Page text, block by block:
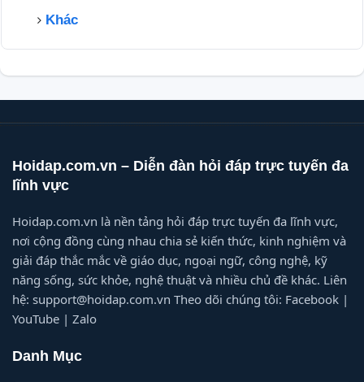
Khác
Hoidap.com.vn – Diễn đàn hỏi đáp trực tuyến đa
lĩnh vực
Hoidap.com.vn là nền tảng hỏi đáp trực tuyến đa lĩnh vực,
nơi cộng đồng cùng nhau chia sẻ kiến thức, kinh nghiệm và
giải đáp thắc mắc về giáo dục, ngoại ngữ, công nghệ, kỹ
năng sống, sức khỏe, nghệ thuật và nhiều chủ đề khác. Liên
hệ: support@hoidap.com.vn Theo dõi chúng tôi: Facebook |
YouTube | Zalo
Danh Mục